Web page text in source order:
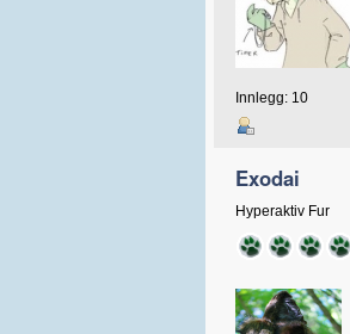
Innlegg: 10
Exodai
Hyperaktiv Fur